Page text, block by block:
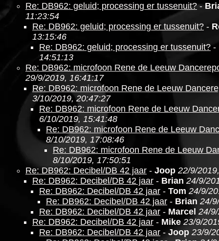
Re: DB962: geluid; processing er tussenuit?-
11:23:54
Re: DB962: geluid; processing er tussenuit? -
13:15:46
Re: DB962: geluid; processing er tussenuit? -
14:51:13
Re: DB962: microfoon Rene de Leeuw
29/9/2019, 16:41:17
Re: DB962: microfoon Rene de Leeuw
3/10/2019, 20:47:27
Re: DB962: microfoon Rene de Leeuw
6/10/2019, 15:41:48
Re: DB962: microfoon Rene de Leeuw
8/10/2019, 17:08:46
Re: DB962: microfoon Rene de Leeuw
8/10/2019, 17:50:51
Re: DB962: Decibel/DB 42 jaar - Joop 22/9/
Re: DB962: Decibel/DB 42 jaar - Brian 24/9/
Re: DB962: Decibel/DB 42 jaar - Tom 24/9/
Re: DB962: Decibel/DB 42 jaar - Brian 24/
Re: DB962: Decibel/DB 42 jaar - Marcel 24/
Re: DB962: Decibel/DB 42 jaar - Mike 23/9/
Re: DB962: Decibel/DB 42 jaar - Joop 23/9/